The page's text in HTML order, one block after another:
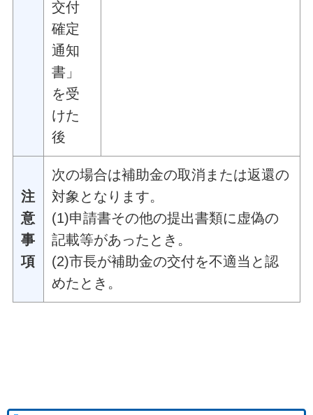
交付
確定
通知
書」
を受
けた
後
注
意
事
項
次の場合は補助金の取消または返還の
対象となります。
(1)申請書その他の提出書類に虚偽の
記載等があったとき。
(2)市長が補助金の交付を不適当と認
めたとき。